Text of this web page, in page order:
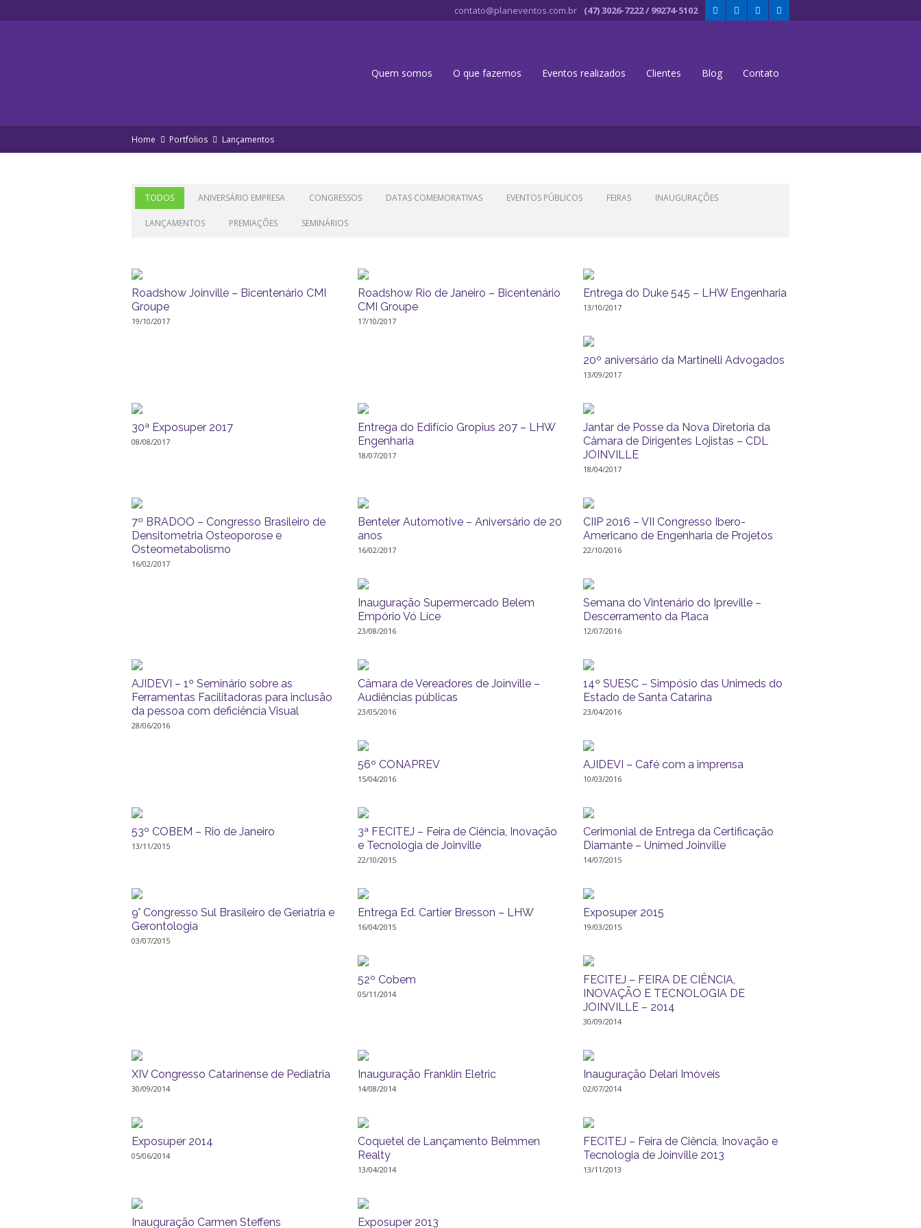
contato@planeventos.com.br (47) 3026-7222 / 99274-5102
Quem somos O que fazemos Eventos realizados Clientes Blog Contato
Home Portfolios Lançamentos
TODOS ANIVERSÁRIO EMPRESA CONGRESSOS DATAS COMEMORATIVAS EVENTOS PÚBLICOS FEIRAS INAUGURAÇÕES
LANÇAMENTOS PREMIAÇÕES SEMINÁRIOS
Roadshow Joinville – Bicentenário CMI
Groupe
19/10/2017
Roadshow Rio de Janeiro – Bicentenário
CMI Groupe
17/10/2017
Entrega do Duke 545 – LHW Engenharia
13/10/2017
20º aniversário da Martinelli Advogados
13/09/2017
30ª Exposuper 2017
08/08/2017
Entrega do Edifício Gropius 207 – LHW
Engenharia
18/07/2017
Jantar de Posse da Nova Diretoria da
Câmara de Dirigentes Lojistas – CDL
JOINVILLE
18/04/2017
7º BRADOO – Congresso Brasileiro de
Densitometria Osteoporose e
Osteometabolismo
16/02/2017
Benteler Automotive – Aniversário de 20
anos
16/02/2017
CIIP 2016 – VII Congresso Ibero-
Americano de Engenharia de Projetos
22/10/2016
Inauguração Supermercado Belem
Empório Vó Líce
23/08/2016
Semana do Vintenário do Ipreville –
Descerramento da Placa
12/07/2016
AJIDEVI – 1º Seminário sobre as
Ferramentas Facilitadoras para inclusão
da pessoa com deficiência Visual
28/06/2016
Câmara de Vereadores de Joinville –
Audiências públicas
23/05/2016
14º SUESC – Simpósio das Unimeds do
Estado de Santa Catarina
23/04/2016
56º CONAPREV
15/04/2016
AJIDEVI – Café com a imprensa
10/03/2016
53º COBEM – Rio de Janeiro
13/11/2015
3ª FECITEJ – Feira de Ciência, Inovação
e Tecnologia de Joinville
22/10/2015
Cerimonial de Entrega da Certificação
Diamante – Unimed Joinville
14/07/2015
9° Congresso Sul Brasileiro de Geriatria e
Gerontologia
03/07/2015
Entrega Ed. Cartier Bresson – LHW
16/04/2015
Exposuper 2015
19/03/2015
52º Cobem
05/11/2014
FECITEJ – FEIRA DE CIÊNCIA,
INOVAÇÃO E TECNOLOGIA DE
JOINVILLE – 2014
30/09/2014
XIV Congresso Catarinense de Pediatria
30/09/2014
Inauguração Franklin Eletric
14/08/2014
Inauguração Delari Imóveis
02/07/2014
Exposuper 2014
05/06/2014
Coquetel de Lançamento Belmmen
Realty
13/04/2014
FECITEJ – Feira de Ciência, Inovação e
Tecnologia de Joinville 2013
13/11/2013
Inauguração Carmen Steffens Exposuper 2013